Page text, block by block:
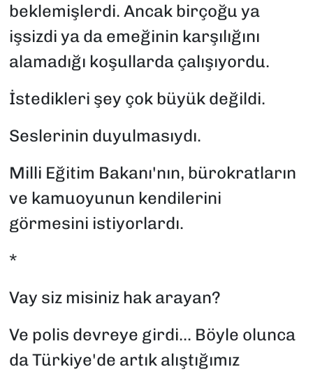
beklemişlerdi. Ancak birçoğu ya
işsizdi ya da emeğinin karşılığını
alamadığı koşullarda çalışıyordu.
İstedikleri şey çok büyük değildi.
Seslerinin duyulmasıydı.
Milli Eğitim Bakanı'nın, bürokratların
ve kamuoyunun kendilerini
görmesini istiyorlardı.
*
Vay siz misiniz hak arayan?
Ve polis devreye girdi... Böyle olunca
da Türkiye'de artık alıştığımız